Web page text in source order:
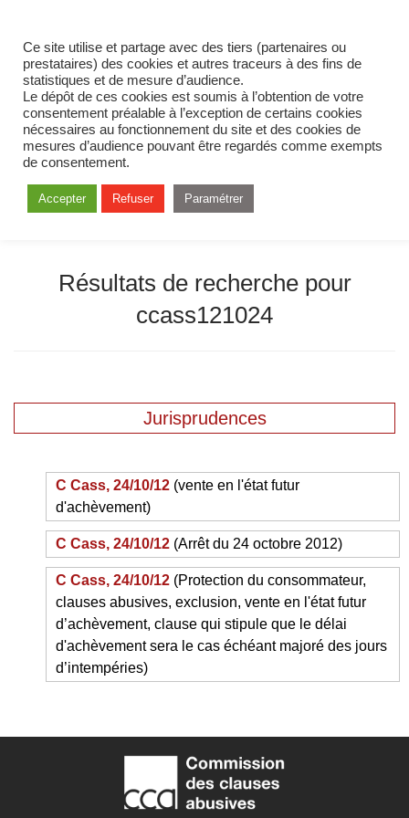
Résultats de recherche pour
ccass121024
Jurisprudences
C Cass, 24/10/12 (vente en l'état futur
d'achèvement)
C Cass, 24/10/12 (Arrêt du 24 octobre 2012)
C Cass, 24/10/12 (Protection du consommateur,
clauses abusives, exclusion, vente en l'état futur
d’achèvement, clause qui stipule que le délai
d'achèvement sera le cas échéant majoré des jours
d’intempéries)
Ce site utilise et partage avec des tiers (partenaires ou
prestataires) des cookies et autres traceurs à des fins de
statistiques et de mesure d’audience.
Le dépôt de ces cookies est soumis à l’obtention de votre
consentement préalable à l’exception de certains cookies
nécessaires au fonctionnement du site et des cookies de
mesures d’audience pouvant être regardés comme exempts
de consentement.
Accepter Refuser Paramétrer